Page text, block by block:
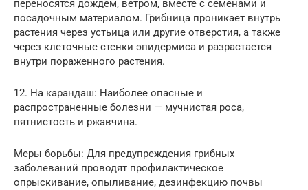
переносятся дождем, ветром, вместе с семенами и
посадочным материалом. Грибница проникает внутрь
растения через устьица или другие отверстия, а также
через клеточные стенки эпидермиса и разрастается
внутри пораженного растения.
12. На карандаш: Наиболее опасные и
распространенные болезни — мучнистая роса,
пятнистость и ржавчина.
Меры борьбы: Для предупреждения грибных
заболеваний проводят профилактическое
опрыскивание, опыливание, дезинфекцию почвы